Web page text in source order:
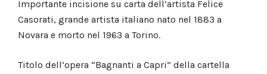
Importante incisione su carta dell’artista Felice
Casorati, grande artista italiano nato nel 1883 a
Novara e morto nel 1963 a Torino.
Titolo dell’opera “Bagnanti a Capri” della cartella